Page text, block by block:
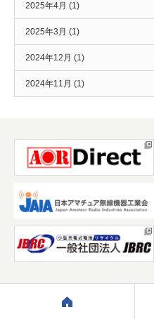
2025年4月 (1)
2025年3月 (1)
2024年12月 (1)
2024年11月 (1)